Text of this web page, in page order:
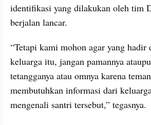
identifikasi yang dilakukan oleh tim
berjalan lancar.
“Tetapi kami mohon agar yang hadir
keluarga itu, jangan pamannya
tetangganya atau omnya karena
membutuhkan informasi dari
mengenali santri tersebut,” tegasnya.